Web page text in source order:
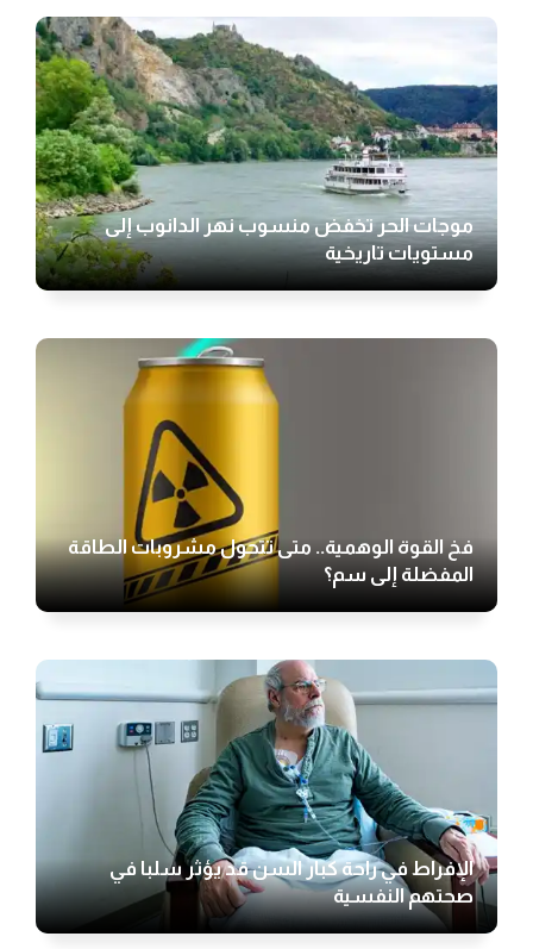
موجات الحر تخفض منسوب نهر الدانوب إلى
مستويات تاريخية
فخ القوة الوهمية.. متى تتحول مشروبات الطاقة
المفضلة إلى سم؟
الإفراط في راحة كبار السن قد يؤثر سلبا في
صحتهم النفسية